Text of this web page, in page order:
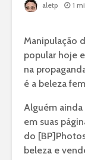
aletp 1
Manipulação
popular hoje
na
é a beleza
Alguém
em suas
do
beleza e